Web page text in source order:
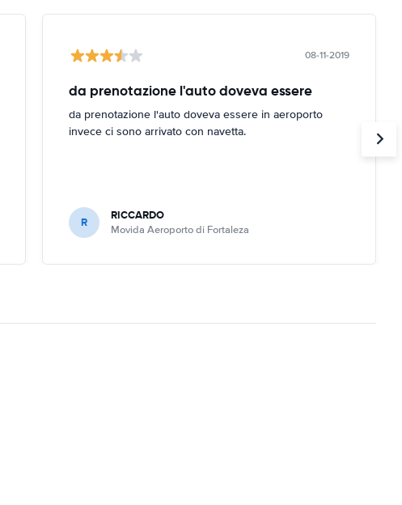
08-11-2019
da prenotazione l'auto doveva essere
da prenotazione l'auto doveva essere in aeroporto
invece ci sono arrivato con navetta.
R RICCARDO
Movida Aeroporto di Fortaleza